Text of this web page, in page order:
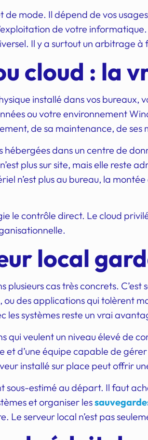
de mode. Il dépend de vos
de votre
Il y a surtout un arbitrage
cloud : la
installé dans vos
ou votre environnement
de sa maintenance, de ses
hébergées dans un centre de
plus sur site, mais elle reste
n’est plus au bureau, la
le contrôle direct. Le cloud
local
plusieurs cas très concrets.
des applications qui tolèrent
les systèmes reste un vrai
qui veulent un niveau élevé de
d’une équipe capable de
installé sur place peut offrir
sous-estimé au départ. Il faut
et organiser les
Le serveur local n’est pas